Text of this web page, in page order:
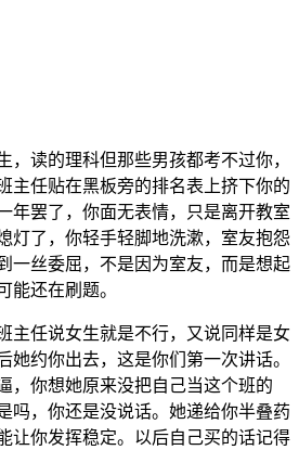
，读的理科但那些男孩都考不过你，
主任贴在黑板旁的排名表上挤下你的
年罢了，你面无表情，只是离开教室
灯了，你轻手轻脚地洗漱，室友抱怨
一丝委屈，不是因为室友，而是想起
能还在刷题。
主任说女生就是不行，又说同样是女
她约你出去，这是你们第一次讲话。
，你想她原来没把自己当这个班的
吗，你还是没说话。她递给你半叠药
让你发挥稳定。以后自己买的话记得